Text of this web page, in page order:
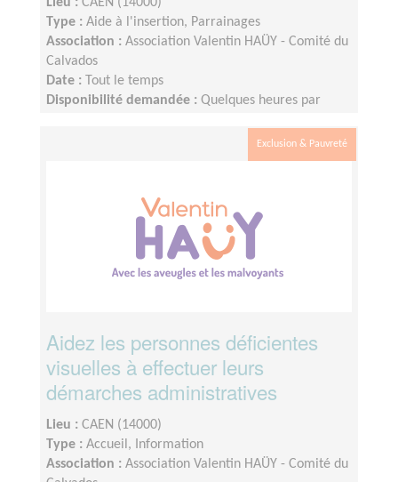
Type : Aide à l'insertion, Parrainages
Association : Association Valentin HAÜY - Comité du
Calvados
Date :
Tout le temps
Disponibilité demandée : Quelques heures par
Exclusion & Pauvreté
Aidez les personnes déficientes
visuelles à effectuer leurs
démarches administratives
Lieu : CAEN (14000)
Type : Accueil, Information
Association : Association Valentin HAÜY - Comité du